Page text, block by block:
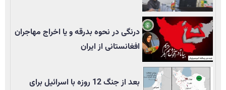
درنگی در نحوه بدرقه و یا اخراج مهاجران
افغانستانی از ایران
بعد از جنگ 12 روزه با اسرائیل برای